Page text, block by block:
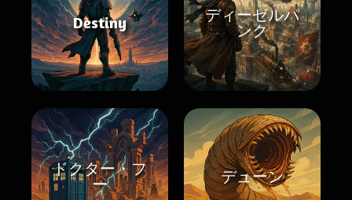
Destiny
ディーゼルパ
ンク
ドクター・フ
ー
デューン